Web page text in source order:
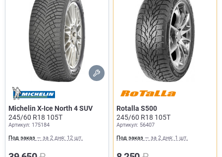
Michelin X-Ice North 4 SUV
245/60 R18 105T
Артикул: 175184
Под заказ — за 2 дня: 12 шт.
Rotalla S500
245/60 R18 105T
Артикул: 56407
Под заказ — за 2 дня: 1 шт.